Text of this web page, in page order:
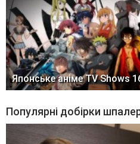
Японське аніме TV Shows
Популярні добірки